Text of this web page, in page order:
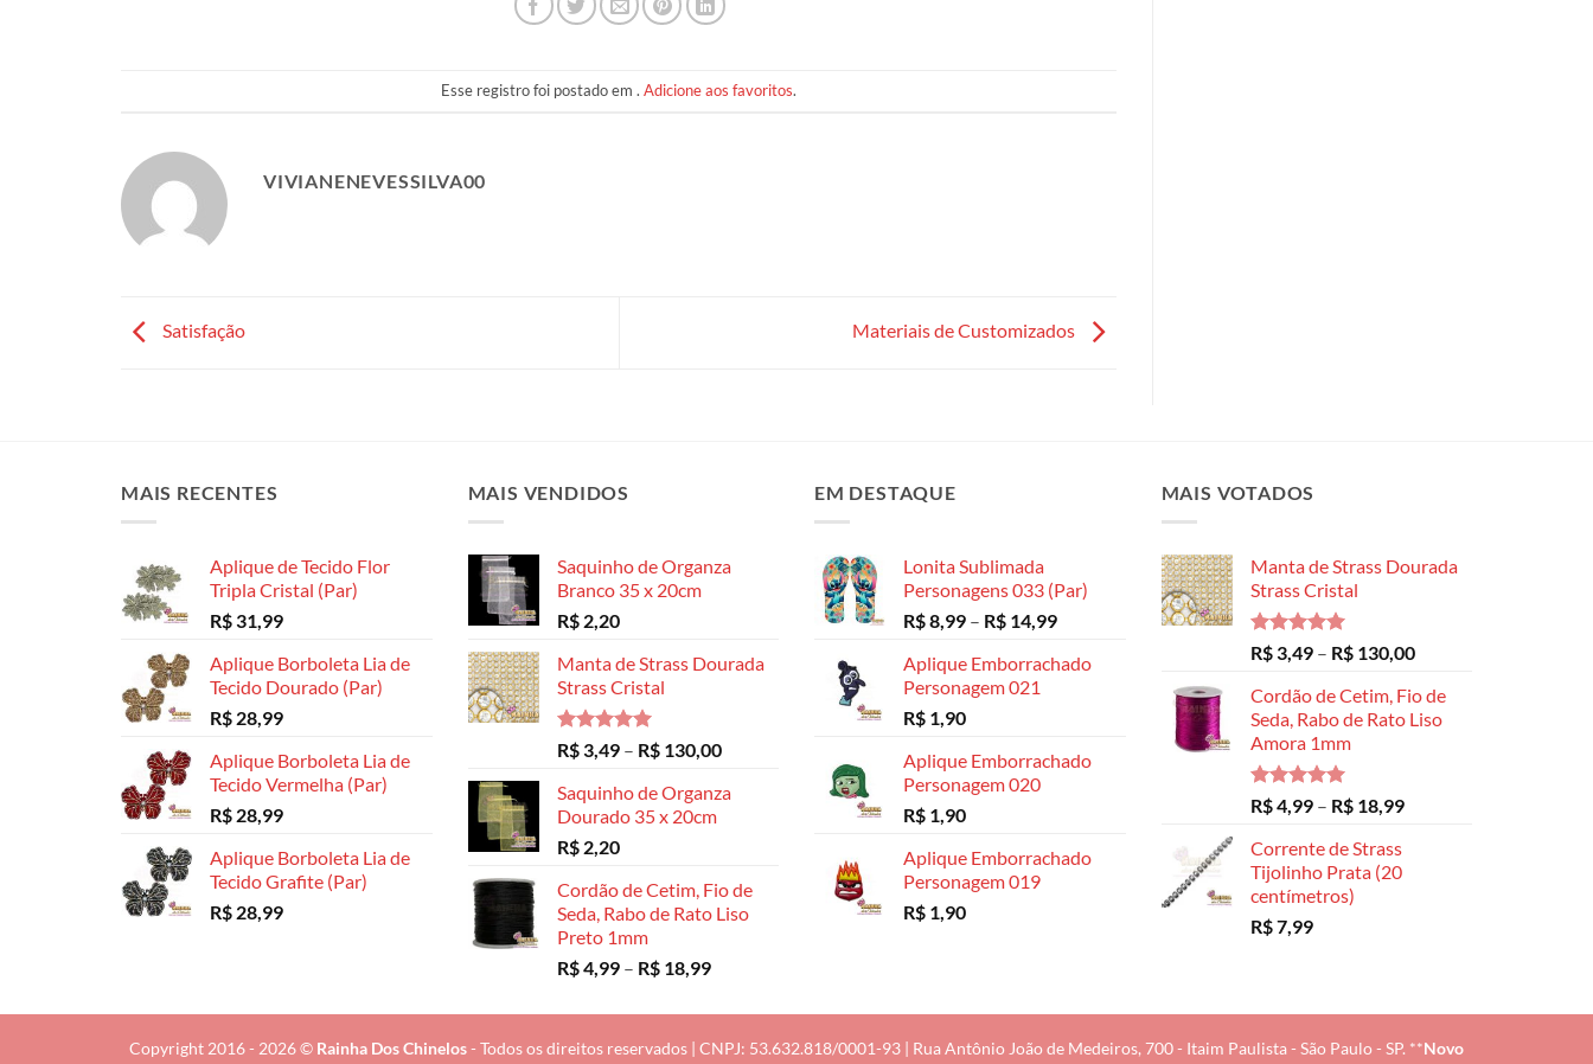
Esse registro foi postado em . Adicione aos favoritos.
VIVIANENEVESSILVA00
Satisfação Materiais de Customizados
MAIS RECENTES
Aplique de Tecido Flor
Tripla Cristal (Par)
R$ 31,99
Aplique Borboleta Lia de
Tecido Dourado (Par)
R$ 28,99
Aplique Borboleta Lia de
Tecido Vermelha (Par)
R$ 28,99
Aplique Borboleta Lia de
Tecido Grafite (Par)
R$ 28,99
MAIS VENDIDOS
Saquinho de Organza
Branco 35 x 20cm
R$2,20
Manta de Strass Dourada
Strass Cristal
Avaliação
5.00
de 5
R$3,49 – R$130,00Faixa
preço:
Saquinho de Organza
Dourado 35 x 20cm
R$2,20
Cordão de Cetim, Fio de
Seda, Rabo de Rato Liso
Preto 1mm
R$4,99 – R$18,99Faixa
preço:
R$ 4,99
EM DESTAQUE
Lonita Sublimada
Personagens 033 (Par)
R$8,99 – R$ 14,99Faixa
preço:
Aplique Emborrachado
Personagem 021
R$ 1,90
Aplique Emborrachado
Personagem 020
R$ 1,90
Aplique Emborrachado
Personagem 019
R$ 1,90
MAIS VOTADOS
Manta de Strass Dourada
Strass Cristal
Avaliação
5.00
de 5
R$3,49 – R$130,00Faixa
preço:
R$ 3,49
Cordão de Cetim, Fio de
Seda, Rabo de Rato Liso
Amora 1mm
Avaliação
5.00
de 5
R$4,99 – R$18,99Faixa
Corrente de Strass
Tijolinho Prata (20
centímetros)
R$7,99
Copyright 2016 - 2026 © Rainha Dos Chinelos- Todos os direitos reservados | CNPJ: 53.632.818/0001-93 | Rua Antônio João de Medeiros, 700 - Itaim Paulista - São Paulo - SP. **Novo